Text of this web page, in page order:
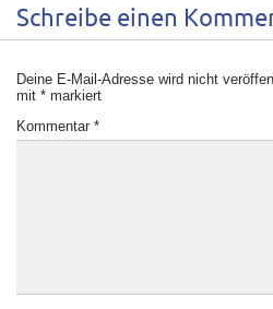
Schreibe einen
Deine E-Mail-Adresse wird nicht
mit * markiert
Kommentar *